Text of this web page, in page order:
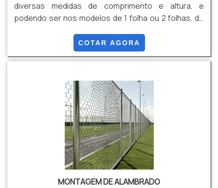
diversas medidas de comprimento e altura, e
podendo ser nos modelos de 1 folha ou 2 folhas, de
COTAR AGORA
MONTAGEM DE ALAMBRADO